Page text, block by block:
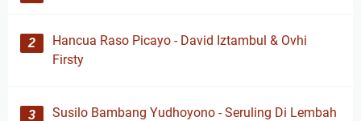
Hancua Raso Picayo - David Iztambul & Ovhi
Firsty
Susilo Bambang Yudhoyono - Seruling Di Lembah